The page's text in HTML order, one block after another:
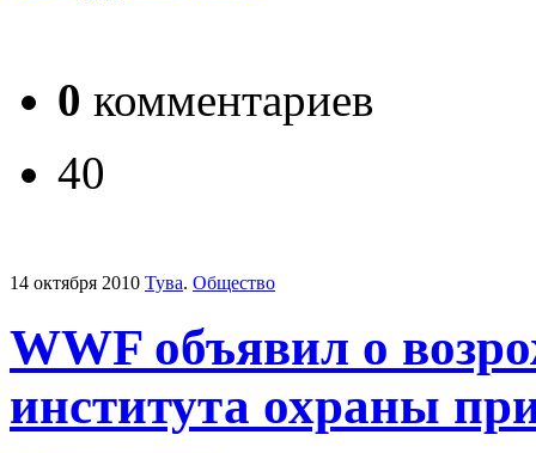
0 комментариев
40
14 октября 2010 Тува. Общество
WWF объявил о
института охраны